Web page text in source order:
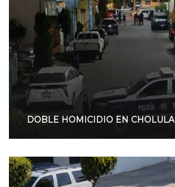
DOBLE HOMICIDIO EN CHOLULA